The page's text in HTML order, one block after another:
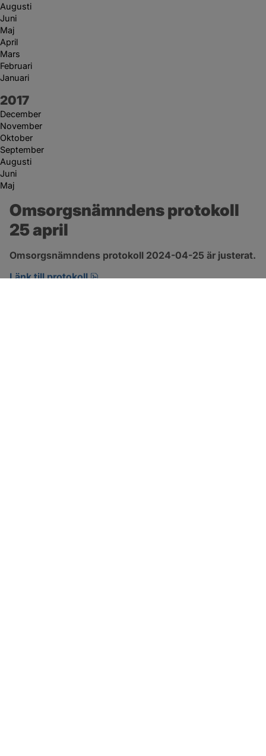
Augusti
Juni
Maj
April
Mars
Februari
Januari
År:
2017
December
November
Oktober
September
Augusti
Juni
Maj
Omsorgsnämndens protokoll
25 april
Omsorgsnämndens protokoll 2024-04-25 är justerat.
Länk till protokoll
pdf, 222.9 kB, öppnas i nytt fönster.